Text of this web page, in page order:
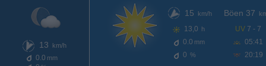
13 km/h
0.0 mm
15
km/h
13,0 h
0.0 mm
0 %
Böen 37
UV 7 - 7
05:41
20:19